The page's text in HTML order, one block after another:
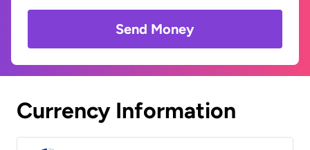
Send Money
Currency Information